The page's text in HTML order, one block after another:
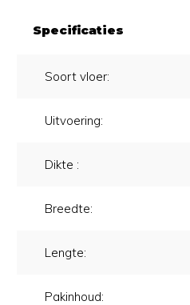
Specificaties
Soort vloer:
Uitvoering:
Dikte :
Breedte:
Lengte:
Pakinhoud: